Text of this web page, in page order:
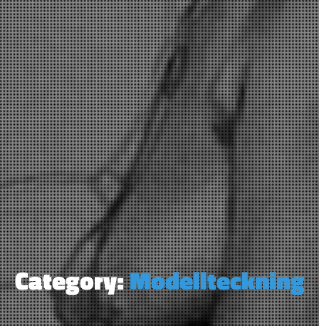
Category:Modellteckning